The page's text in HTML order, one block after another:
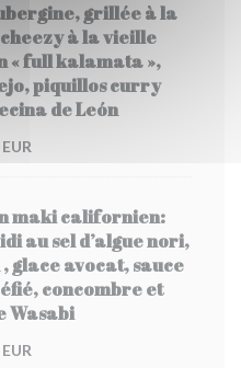
grillée à la
à la vieille
« full kalamata »,
piquillos curry
de León
maki californien:
au sel d’algue nori,
glace avocat, sauce
concombre et
Wasabi